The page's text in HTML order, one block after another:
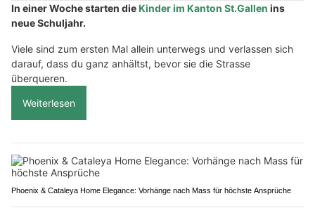
In einer Woche starten dieKinder im Kanton St.Gallen ins
neue Schuljahr.
Viele sind zum ersten Mal allein unterwegs und verlassen sich
darauf, dass du ganz anhältst, bevor sie die Strasse
überqueren.
Weiterlesen
Phoenix & Cataleya Home Elegance: Vorhänge nach Mass für höchste Ansprüche